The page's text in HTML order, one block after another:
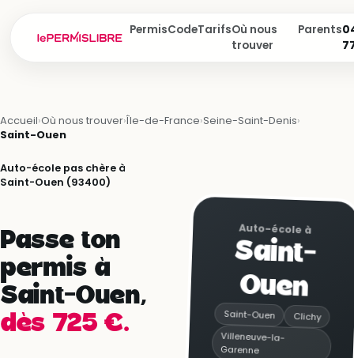
PermisCodeTarifsOù nous
trouver
Parents
Accueil›Où nous trouver›Île-de-France›Seine-Saint-Denis›
Saint-Ouen
Auto-école pas chère à
Saint-Ouen (93400)
Passe ton
permis à
Saint-Ouen,
dès 725 €.
Auto-école à
Saint-
Ouen
Saint-Ouen Clichy
Villeneuve-la-
Garenne